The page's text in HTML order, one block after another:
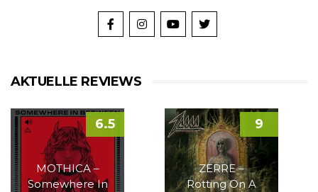
AKTUELLE REVIEWS
MOTHICA –
Somewhere In
6.5
ZERRE –
Rotting On A
9